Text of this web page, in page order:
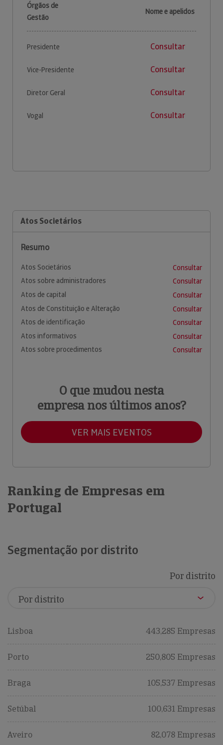
Órgãos de
Gestão
Nome e apelidos
Presidente Consultar
Vice-Presidente Consultar
Diretor Geral Consultar
Vogal Consultar
Atos Societários
Resumo
Atos Societários
Consultar
Atos sobre administradores
Consultar
Atos de capital
Consultar
Atos de Constituição e Alteração
Consultar
Atos de identificação
Consultar
Atos informativos
Consultar
Atos sobre procedimentos
Consultar
O que mudou nesta
empresa nos últimos anos?
VER MAIS EVENTOS
Ranking de Empresas em
Portugal
Segmentação por distrito
Por distrito
Lisboa 443,285 Empresas
Porto 250,805 Empresas
Braga 105,537 Empresas
Setúbal 100,631 Empresas
Aveiro 82,078 Empresas